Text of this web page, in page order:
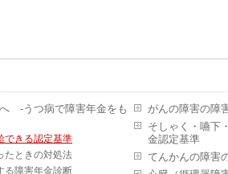
-うつ病で障害年金をも
できる認定基準
たときの対処法
る障害年金診断
がんの障害の障
そしゃく・嚥下
金認定基準
てんかんの障害